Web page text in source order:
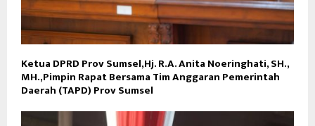
Ketua DPRD Prov Sumsel,Hj. R.A. Anita Noeringhati, SH.,
MH.,Pimpin Rapat Bersama Tim Anggaran Pemerintah
Daerah (TAPD) Prov Sumsel